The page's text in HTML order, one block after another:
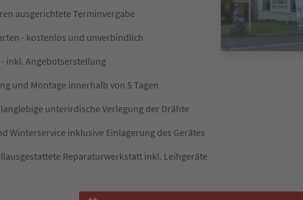
ausgerichtete Terminvergabe
- kostenlos und unverbindlich
inkl. Angebotserstellung
und Montage innerhalb von 5 Tagen
unterirdische Verlegung der Drähte
Winterservice inklusive Einlagerung des Gerätes
Reparaturwerkstatt inkl. Leihgeräte